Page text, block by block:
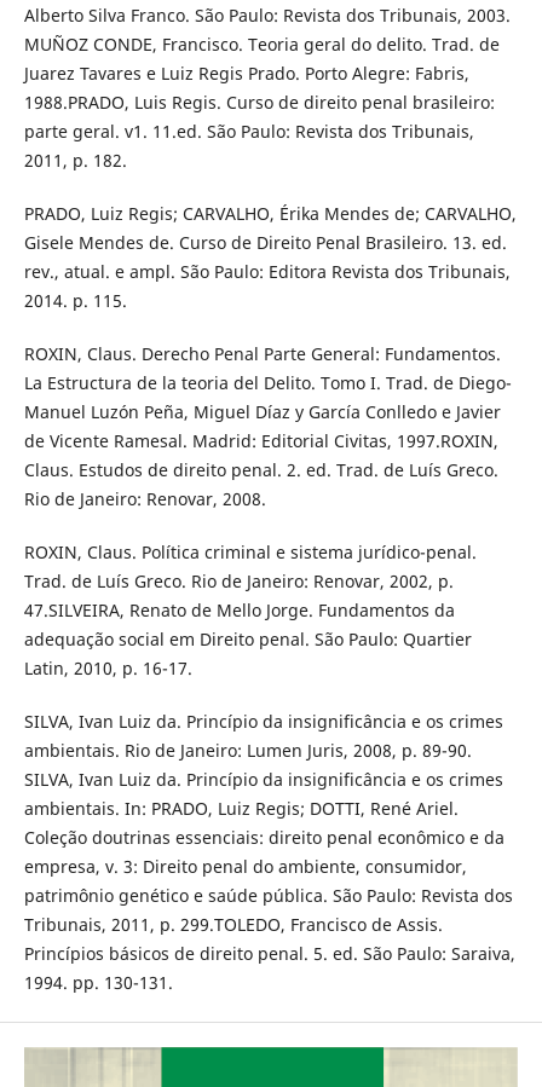
Alberto Silva Franco. São Paulo: Revista dos Tribunais, 2003.
MUÑOZ CONDE, Francisco. Teoria geral do delito. Trad. de
Juarez Tavares e Luiz Regis Prado. Porto Alegre: Fabris,
1988.PRADO, Luis Regis. Curso de direito penal brasileiro:
parte geral. v1. 11.ed. São Paulo: Revista dos Tribunais,
2011, p. 182.
PRADO, Luiz Regis; CARVALHO, Érika Mendes de; CARVALHO,
Gisele Mendes de. Curso de Direito Penal Brasileiro. 13. ed.
rev., atual. e ampl. São Paulo: Editora Revista dos Tribunais,
2014. p. 115.
ROXIN, Claus. Derecho Penal Parte General: Fundamentos.
La Estructura de la teoria del Delito. Tomo I. Trad. de Diego-
Manuel Luzón Peña, Miguel Díaz y García Conlledo e Javier
de Vicente Ramesal. Madrid: Editorial Civitas, 1997.ROXIN,
Claus. Estudos de direito penal. 2. ed. Trad. de Luís Greco.
Rio de Janeiro: Renovar, 2008.
ROXIN, Claus. Política criminal e sistema jurídico-penal.
Trad. de Luís Greco. Rio de Janeiro: Renovar, 2002, p.
47.SILVEIRA, Renato de Mello Jorge. Fundamentos da
adequação social em Direito penal. São Paulo: Quartier
Latin, 2010, p. 16-17.
SILVA, Ivan Luiz da. Princípio da insignificância e os crimes
ambientais. Rio de Janeiro: Lumen Juris, 2008, p. 89-90.
SILVA, Ivan Luiz da. Princípio da insignificância e os crimes
ambientais. In: PRADO, Luiz Regis; DOTTI, René Ariel.
Coleção doutrinas essenciais: direito penal econômico e da
empresa, v. 3: Direito penal do ambiente, consumidor,
patrimônio genético e saúde pública. São Paulo: Revista dos
Tribunais, 2011, p. 299.TOLEDO, Francisco de Assis.
Princípios básicos de direito penal. 5. ed. São Paulo: Saraiva,
1994. pp. 130-131.